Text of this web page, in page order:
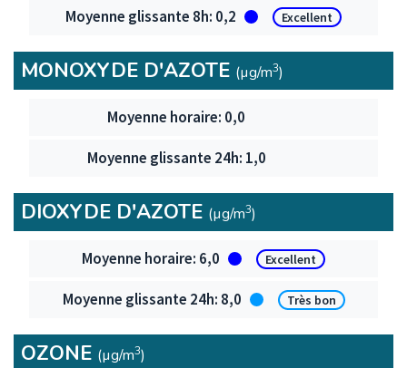
0,2 Excellent
MONOXYDE D'AZOTE (µg/m3)
Monoxyde d'azote
0,0
1,0
DIOXYDE D'AZOTE (µg/m3)
Dioxyde d'azote
6,0 Excellent
8,0 Très bon
OZONE (µg/m3)